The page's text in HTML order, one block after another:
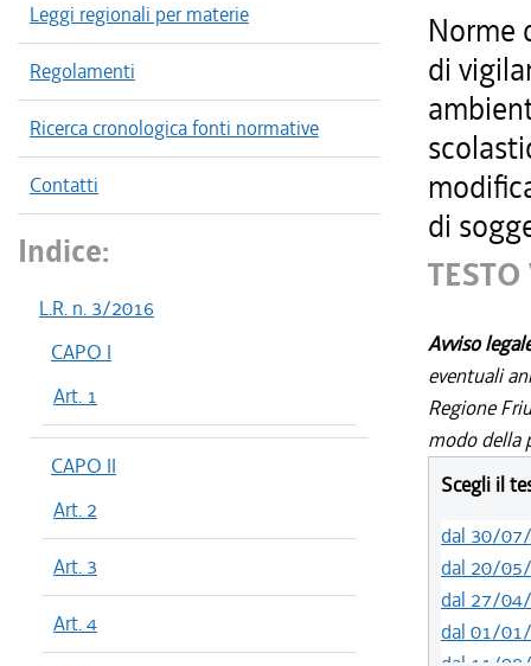
Leggi regionali per materie
Regolamenti
Ricerca cronologica fonti normative
Contatti
Indice:
L.R. n. 3/2016
CAPO I
Art. 1
CAPO II
Art. 2
Art. 3
Art. 4
Norme
di
di
Avviso
eventuali
Regione
modo della
Scegli il
dal 30/
dal 20/
dal 27/
dal 01/